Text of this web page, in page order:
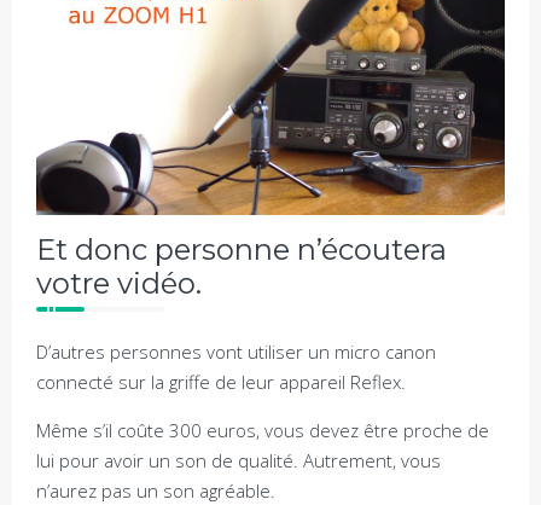
Et donc personne n’écoutera
votre vidéo.
D’autres personnes vont utiliser un micro canon
connecté sur la griffe de leur appareil Reflex.
Même s’il coûte 300 euros, vous devez être proche de
lui pour avoir un son de qualité. Autrement, vous
n’aurez pas un son agréable.